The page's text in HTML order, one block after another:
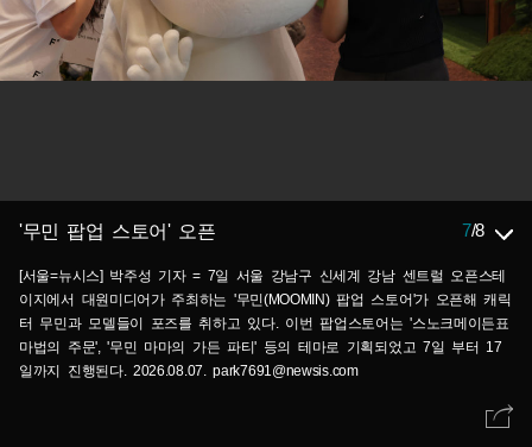
'무민 팝업 스토어' 오픈 7/8
[서울=뉴시스] 박주성 기자 = 7일 서울 강남구 신세계 강남 센트럴 오픈스테
이지에서 대원미디어가 주최하는 '무민(MOOMIN) 팝업 스토어'가 오픈해 캐릭
터 무민과 모델들이 포즈를 취하고 있다. 이번 팝업스토어는 '스노크메이든표
마법의 주문', '무민 마마의 가든 파티' 등의 테마로 기획되었고 7일 부터 17
일까지 진행된다. 2026.08.07. park7691@newsis.com